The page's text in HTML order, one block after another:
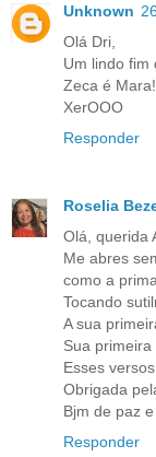
Unknown
Olá Dri,
Um lindo fim
Zeca é Mara!
XerOOO
Responder
Roselia
Olá, querida
Me abres
como a
Tocando
A sua
Sua primeira
Esses
Obrigada
Bjm de paz
Responder